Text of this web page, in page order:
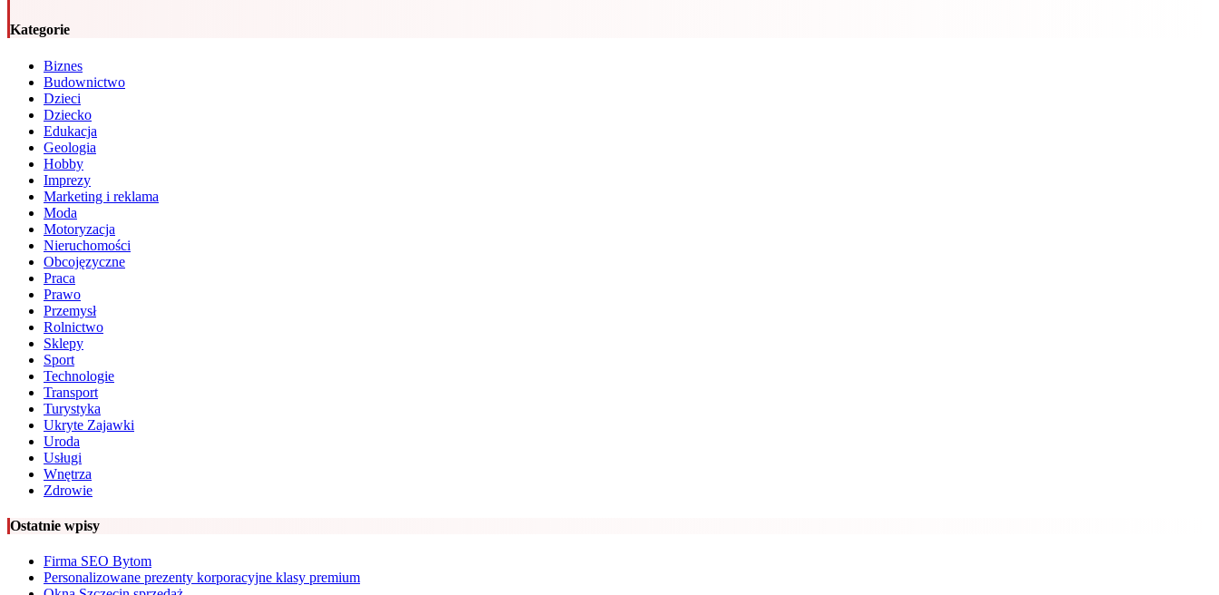
Kategorie
Biznes
Budownictwo
Dzieci
Dziecko
Edukacja
Geologia
Hobby
Imprezy
Marketing i reklama
Moda
Motoryzacja
Nieruchomości
Obcojęzyczne
Praca
Prawo
Przemysł
Rolnictwo
Sklepy
Sport
Technologie
Transport
Turystyka
Ukryte Zajawki
Uroda
Usługi
Wnętrza
Zdrowie
Ostatnie wpisy
Firma SEO Bytom
Personalizowane prezenty korporacyjne klasy premium